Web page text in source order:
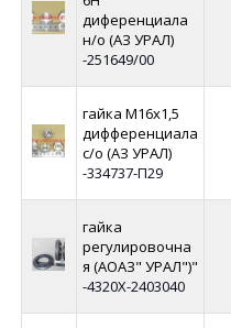
диференциала
н/о (АЗ УРАЛ)
-251649/00
гайка М16х1,5
дифференциала
с/о (АЗ УРАЛ)
-334737-П29
гайка
регулировочна
я (АОАЗ" УРАЛ")"
-4320Х-2403040